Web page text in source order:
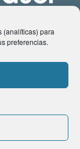
(analíticas) para
preferencias.
reservados |
| Contacto: